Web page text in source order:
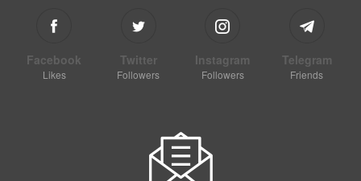
Facebook
Likes
Twitter
Followers
Instagram
Followers
Telegram
Friends